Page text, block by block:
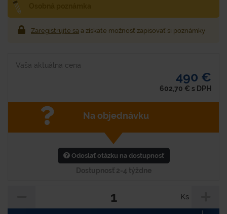
Zaregistrujte sa a získate možnosť zapisovať si poznámky
Vaša aktuálna cena
490 €
602,70 € s DPH
Na objednávku
Odoslať otázku na dostupnosť
Dostupnosť 2-4 týždne
Ks